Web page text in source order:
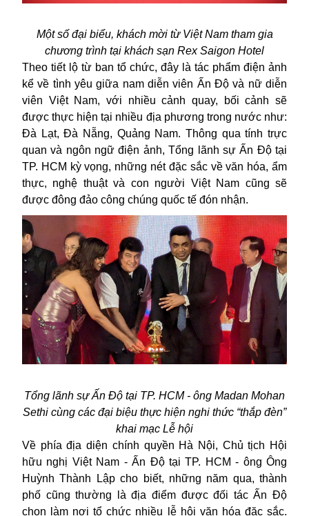
Một số đại biểu, khách mời từ Việt Nam tham gia
chương trình tại khách sạn Rex Saigon Hotel
Theo tiết lộ từ ban tổ chức, đây là tác phẩm điện ảnh
kể về tình yêu giữa nam diễn viên Ấn Độ và nữ diễn
viên Việt Nam, với nhiều cảnh quay, bối cảnh sẽ
được thực hiện tại nhiều địa phương trong nước như:
Đà Lạt, Đà Nẵng, Quảng Nam. Thông qua tính trực
quan và ngôn ngữ điện ảnh, Tổng lãnh sự Ấn Độ tại
TP. HCM kỳ vọng, những nét đặc sắc về văn hóa, ẩm
thực, nghệ thuật và con người Việt Nam cũng sẽ
được đông đảo công chúng quốc tế đón nhận.
Tổng lãnh sự Ấn Độ tại TP. HCM - ông Madan Mohan
Sethi cùng các đại biệu thực hiện nghi thức “thắp đèn”
khai mạc Lễ hội
Về phía địa diện chính quyền Hà Nội, Chủ tịch Hội
hữu nghị Việt Nam - Ấn Độ tại TP. HCM - ông Ông
Huỳnh Thành Lập cho biết, những năm qua, thành
phố cũng thường là địa điểm được đối tác Ấn Độ
chọn làm nơi tổ chức nhiều lễ hội văn hóa đặc sắc.